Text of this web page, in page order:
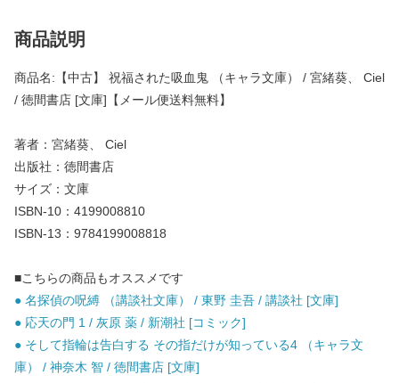
商品説明
商品名:【中古】 祝福された吸血鬼 （キャラ文庫） / 宮緒葵、 Ciel
/ 徳間書店 [文庫]【メール便送料無料】
著者：宮緒葵、 Ciel
出版社：徳間書店
サイズ：文庫
ISBN-10：4199008810
ISBN-13：9784199008818
■こちらの商品もオススメです
● 名探偵の呪縛 （講談社文庫） / 東野 圭吾 / 講談社 [文庫]
● 応天の門 1 / 灰原 薬 / 新潮社 [コミック]
● そして指輪は告白する その指だけが知っている4 （キャラ文
庫） / 神奈木 智 / 徳間書店 [文庫]